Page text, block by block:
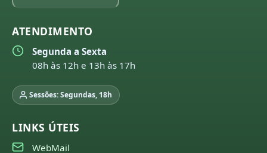
ATENDIMENTO
Segunda a Sexta
08h às 12h e 13h às 17h
Sessões: Segundas, 18h
LINKS ÚTEIS
WebMail